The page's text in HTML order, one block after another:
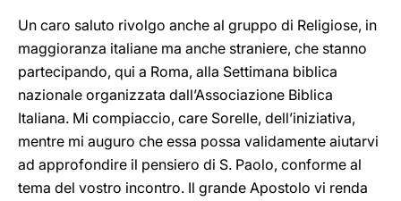
Un caro saluto rivolgo anche al gruppo di Religiose, in
maggioranza italiane ma anche straniere, che stanno
partecipando, qui a Roma, alla Settimana biblica
nazionale organizzata dall’Associazione Biblica
Italiana. Mi compiaccio, care Sorelle, dell’iniziativa,
mentre mi auguro che essa possa validamente aiutarvi
ad approfondire il pensiero di S. Paolo, conforme al
tema del vostro incontro. Il grande Apostolo vi renda